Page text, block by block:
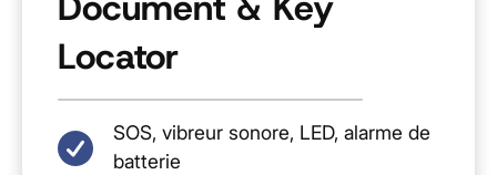
Locator
SOS, vibreur sonore, LED, alarme de
batterie